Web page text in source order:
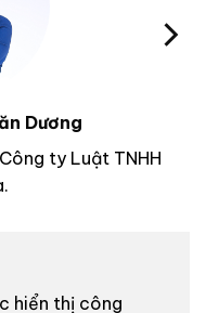
Dương
ty Luật TNHH
hiển thị công